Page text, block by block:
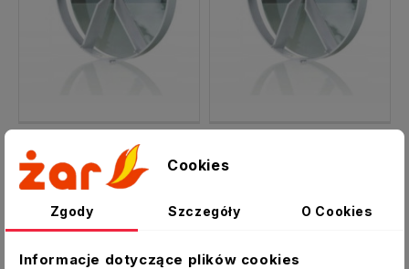
15,00 zł
Cookies
Zgody Szczegóły O Cookies
Informacje dotyczące plików cookies